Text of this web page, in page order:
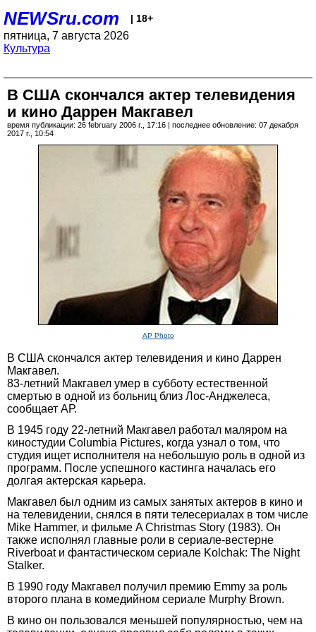
NEWSru.com | 18+
пятница, 7 августа 2026
Культура
В США скончался актер телевидения
и кино Даррен Макгавел
время публикации: 26 february 2006 г., 17:16 | последнее обновление: 07 декабря
2017 г., 10:54
AP Photo
В США скончался актер телевидения и кино Даррен
Макгавел.
83-летний Макгавел умер в субботу естественной
смертью в одной из больниц близ Лос-Анджелеса,
сообщает АР.
В 1945 году 22-летний Макгавел работал маляром на
киностудии Columbia Pictures, когда узнал о том, что
студия ищет исполнителя на небольшую роль в одной из
программ. После успешного кастинга началась его
долгая актерская карьера.
Макгавел был одним из самых занятых актеров в кино и
на телевидении, снялся в пяти телесериалах в том числе
Mike Hammer, и фильме A Christmas Story (1983). Он
также исполнял главные роли в сериале-вестерне
Riverboat и фантастическом сериале Kolchak: The Night
Stalker.
В 1990 году Макгавел получил премию Emmy за роль
второго плана в комедийном сериале Murphy Brown.
B кино он пользовался меньшей популярностью, чем на